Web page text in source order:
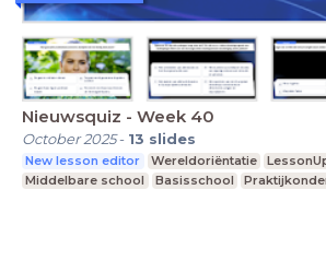
Nieuwsquiz - Week 40
October 2025- 13 slides
New lesson editor Wereldoriëntatie
Middelbare school
Basisschool